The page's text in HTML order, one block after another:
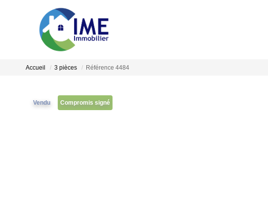
Accueil 3 pièces Référence 4484
Vendu Compromis signé